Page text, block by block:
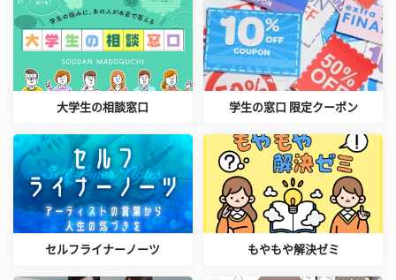
大学生の相談窓口 学生の窓口 限定クーポン
セルフライナーノーツ もやもや解決ゼミ